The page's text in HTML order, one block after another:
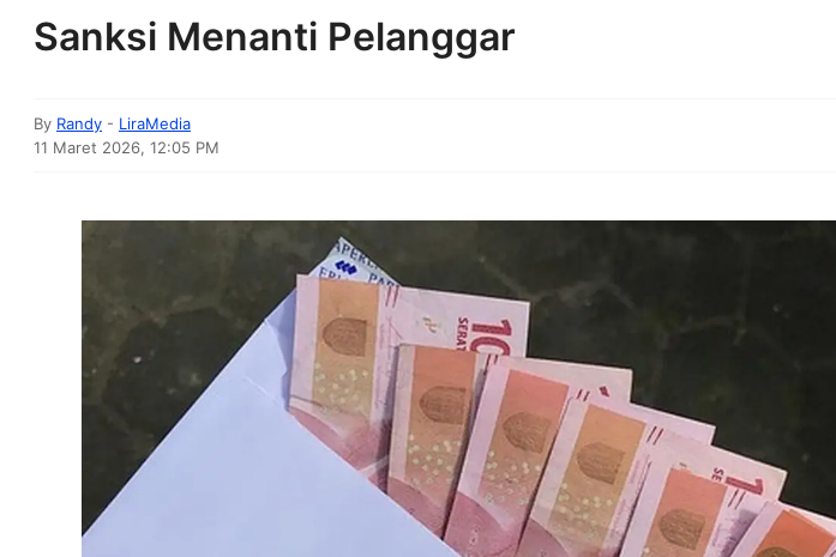
Sanksi Menanti Pelanggar
By Randy - LiraMedia
11 Maret 2026, 12:05 PM